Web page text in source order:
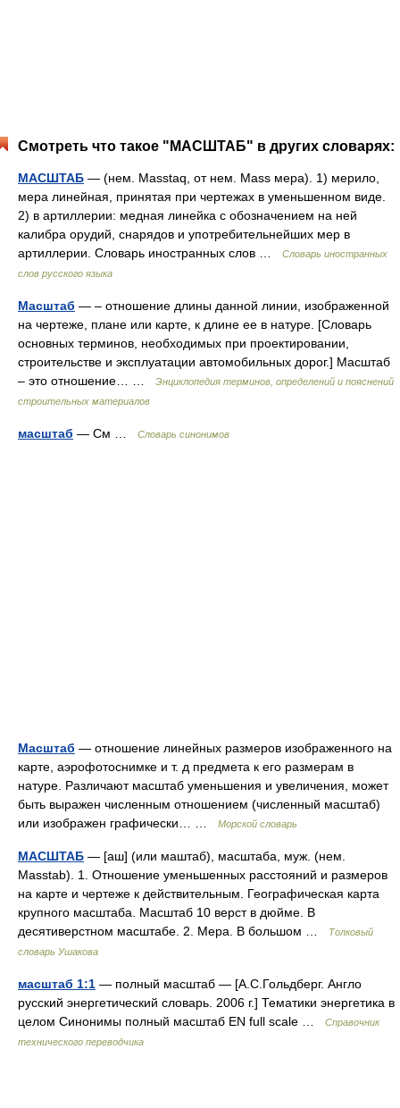
Смотреть что такое "МАСШТАБ" в других словарях:
МАСШТАБ — (нем. Masstaq, от нем. Mass мера). 1) мерило,
мера линейная, принятая при чертежах в уменьшенном виде.
2) в артиллерии: медная линейка с обозначением на ней
калибра орудий, снарядов и употребительнейших мер в
артиллерии. Словарь иностранных слов …
Словарь иностранных
слов русского языка
Масштаб — – отношение длины данной линии, изображенной
на чертеже, плане или карте, к длине ее в натуре. [Словарь
основных терминов, необходимых при проектировании,
строительстве и эксплуатации автомобильных дорог.] Масштаб
– это отношение… …
Энциклопедия терминов, определений и пояснений
строительных материалов
масштаб — См … Словарь синонимов
Масштаб — отношение линейных размеров изображенного на
карте, аэрофотоснимке и т. д предмета к его размерам в
натуре. Различают масштаб уменьшения и увеличения, может
быть выражен численным отношением (численный масштаб)
или изображен графически… …
Морской словарь
МАСШТАБ — [аш] (или маштаб), масштаба, муж. (нем.
Masstab). 1. Отношение уменьшенных расстояний и размеров
на карте и чертеже к действительным. Географическая карта
крупного масштаба. Масштаб 10 верст в дюйме. В
десятиверстном масштабе. 2. Мера. В большом …
Толковый
словарь Ушакова
масштаб 1:1 — полный масштаб — [А.С.Гольдберг. Англо
русский энергетический словарь. 2006 г.] Тематики энергетика в
целом Синонимы полный масштаб EN full scale …
Справочник
технического переводчика